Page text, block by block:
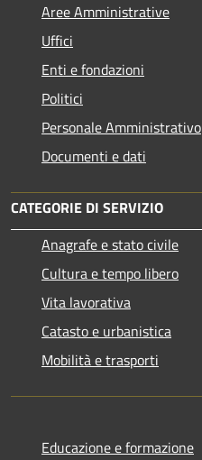
Aree Amministrative
Uffici
Enti e fondazioni
Politici
Personale Amministrativo
Documenti e dati
CATEGORIE DI SERVIZIO
Anagrafe e stato civile
Cultura e tempo libero
Vita lavorativa
Catasto e urbanistica
Mobilità e trasporti
Educazione e formazione